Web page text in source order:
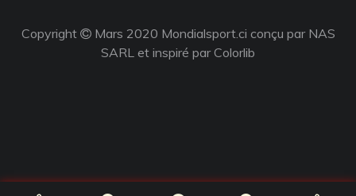
Copyright
Mars 2020 Mondialsport.ci conçu par NAS
SARL et inspiré parColorlib